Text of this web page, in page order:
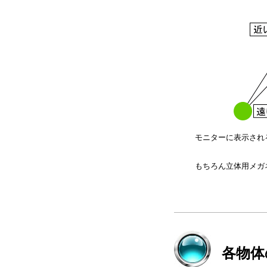
モニターに表示さ
もちろん立体用メ
各物